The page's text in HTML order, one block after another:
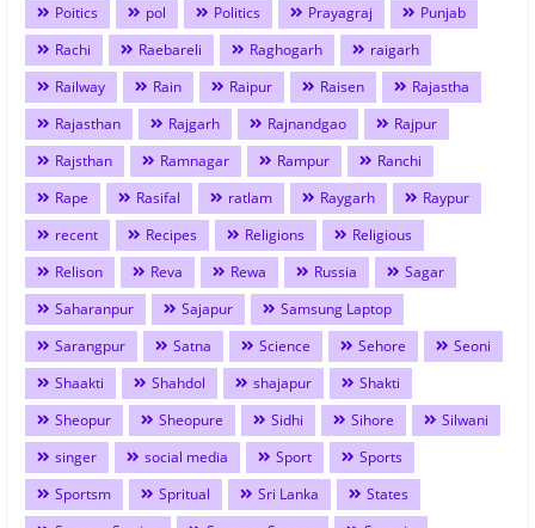
Poitics
pol Politics Prayagraj
Punjab
Rachi
Raebareli Raghogarh
raigarh
Railway
Rain Raipur Raisen
Rajastha
Rajasthan
Rajgarh Rajnandgao
Rajpur
Rajsthan
Ramnagar Rampur
Ranchi
Rape
Rasifal ratlam Raygarh
Raypur
recent
Recipes Religions
Religious
Relison
Reva Rewa Russia
Sagar
Saharanpur
Sajapur
Samsung Laptop
Sarangpur
Satna Science Sehore
Seoni
Shaakti
Shahdol shajapur
Shakti
Sheopur
Sheopure Sidhi Sihore
Silwani
singer
social media Sport
Sports
Sportsm
Spritual Sri Lanka
States